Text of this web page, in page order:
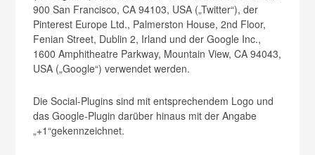
900 San Francisco, CA 94103, USA („Twitter“), der
Pinterest Europe Ltd., Palmerston House, 2nd Floor,
Fenian Street, Dublin 2, Irland und der Google Inc.,
1600 Amphitheatre Parkway, Mountain View, CA 94043,
USA („Google“) verwendet werden.
Die Social-Plugins sind mit entsprechendem Logo und
das Google-Plugin darüber hinaus mit der Angabe
„+1“gekennzeichnet.